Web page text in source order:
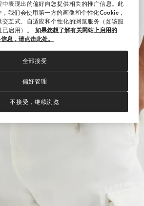
中表现出的偏好向您提供相关的推广信息。此
我们会使用第一方的画像和个性化Cookie，
互式、自适应和个性化的浏览服务（如该服
启用）。
如果您想了解有关网站上启用的
息，请点击此处。
偏好管理
不接受，继续浏览
全部接受